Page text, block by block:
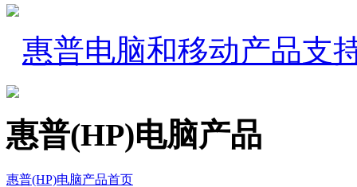
惠普电脑和移动产品支
惠普(HP)电脑产品
惠普(HP)电脑产品首页